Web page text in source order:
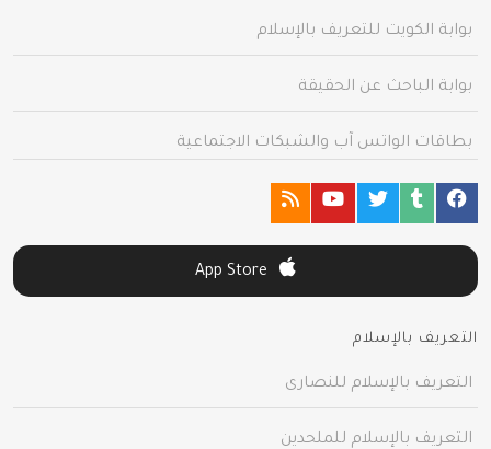
بوابة الكويت للتعريف بالإسلام
بوابة الباحث عن الحقيقة
بطاقات الواتس آب والشبكات الاجتماعية
التعريف بالإسلام
التعريف بالإسلام للنصارى
التعريف بالإسلام للملحدين